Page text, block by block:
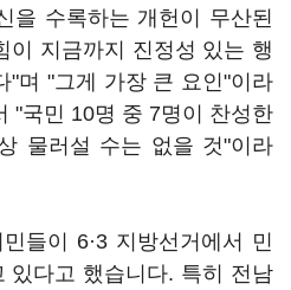
을 수록하는 개헌이 무산된
이 지금까지 진정성 있는 행
"며 "그게 가장 큰 요인"이라
"국민 10명 중 7명이 찬성한
물러설 수는 없을 것"이라
들이 6·3 지방선거에서 민
있다고 했습니다. 특히 전남